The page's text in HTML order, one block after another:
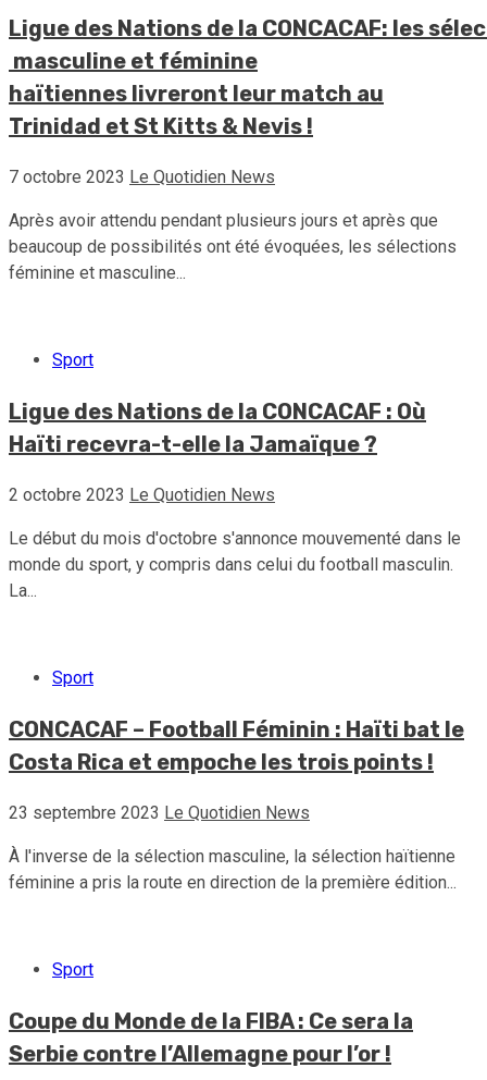
Ligue des Nations de la CONCACAF: les
masculine et féminine
haïtiennes livreront leur match au
Trinidad et St Kitts & Nevis !
7 octobre 2023 Le Quotidien News
Après avoir attendu pendant plusieurs jours et après que
beaucoup de possibilités ont été évoquées, les sélections
féminine et masculine...
Sport
Ligue des Nations de la CONCACAF : Où
Haïti recevra-t-elle la Jamaïque ?
2 octobre 2023 Le Quotidien News
Le début du mois d'octobre s'annonce mouvementé dans le
monde du sport, y compris dans celui du football masculin.
La...
Sport
CONCACAF – Football Féminin : Haïti bat le
Costa Rica et empoche les trois points !
23 septembre 2023 Le Quotidien News
À l'inverse de la sélection masculine, la sélection haïtienne
féminine a pris la route en direction de la première édition...
Sport
Coupe du Monde de la FIBA : Ce sera la
Serbie contre l’Allemagne pour l’or !